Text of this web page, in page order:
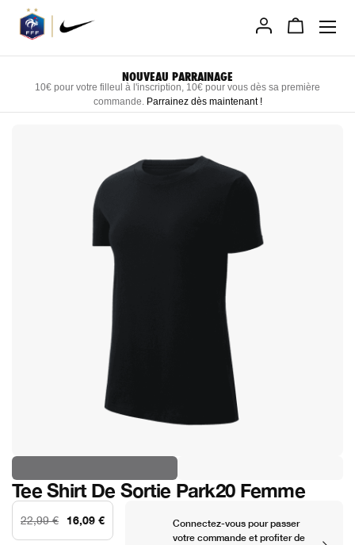
Allez
au
contenu
LIVRAISON RAPIDE DIRECTEMENT CHEZ VOUS
Recevez vos produits personnalisés sous 3 semaines
Tee Shirt De Sortie Park20 Femme
16,09 €
22,99 €
Connectez-vous pour passer
votre commande et profiter de